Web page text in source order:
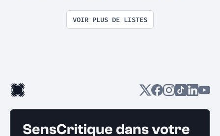
VOIR PLUS DE LISTES
SensCritique dans votre